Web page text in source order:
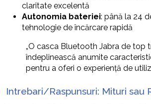
claritate excelentă
Autonomia bateriei: până la 24
tehnologie de încărcare rapidă
„O casca Bluetooth Jabra de top
îndeplinească anumite
pentru a oferi o experiență de
Intrebari/Raspunsuri: Mituri sau